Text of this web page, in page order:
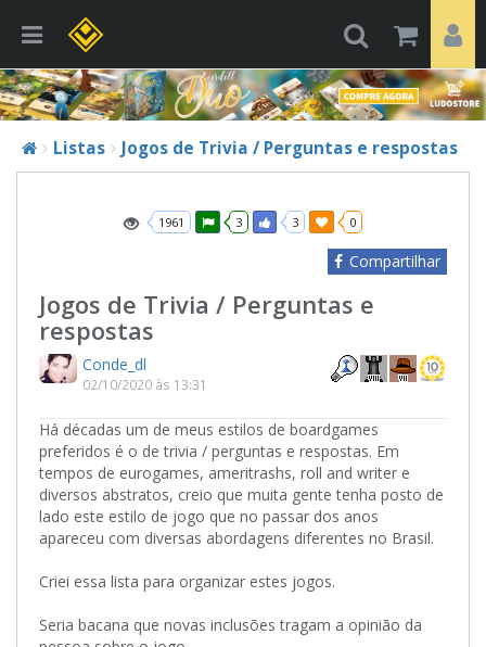
Listas Jogos de Trivia / Perguntas e respostas
1961 3 3 0
Compartilhar
Jogos de Trivia / Perguntas e
respostas
Conde_dl
02/10/2020 às 13:31
Há décadas um de meus estilos de boardgames
preferidos é o de trivia / perguntas e respostas. Em
tempos de eurogames, ameritrashs, roll and writer e
diversos abstratos, creio que muita gente tenha posto de
lado este estilo de jogo que no passar dos anos
apareceu com diversas abordagens diferentes no Brasil.
Criei essa lista para organizar estes jogos.
Seria bacana que novas inclusões tragam a opinião da